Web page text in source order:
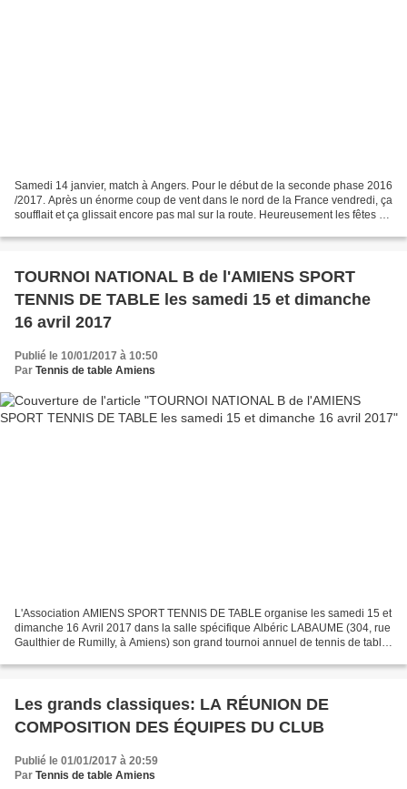
Samedi 14 janvier, match à Angers. Pour le début de la seconde phase 2016
/2017. Après un énorme coup de vent dans le nord de la France vendredi, ça
soufflait et ça glissait encore pas mal sur la route. Heureusement les fêtes de
TOURNOI NATIONAL B de l'AMIENS SPORT
TENNIS DE TABLE les samedi 15 et dimanche
16 avril 2017
Publié le 10/01/2017 à 10:50
Par Tennis de table Amiens
L'Association AMIENS SPORT TENNIS DE TABLE organise les samedi 15 et
dimanche 16 Avril 2017 dans la salle spécifique Albéric LABAUME (304, rue
Gaulthier de Rumilly, à Amiens) son grand tournoi annuel de tennis de table.
Les grands classiques: LA RÉUNION DE
COMPOSITION DES ÉQUIPES DU CLUB
Publié le 01/01/2017 à 20:59
Par Tennis de table Amiens